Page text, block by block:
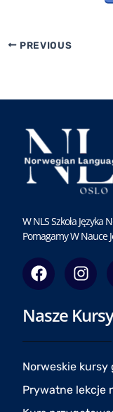
PREVIOUS
W NLS Szkoła Języka
Pomagamy W Nauce
F
a
c
e
o
o
I
n
s
t
g
r
a
m
Nasze
Norweskie kursy
Prywatne lekcje